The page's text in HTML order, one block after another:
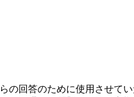
の回答のために使用させてい